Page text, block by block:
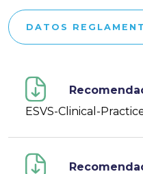
DATOS
ESVS-Clinical-